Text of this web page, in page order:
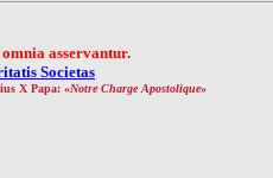
asservantur.
Societas
X Papa: «Notre Charge Apostolique»